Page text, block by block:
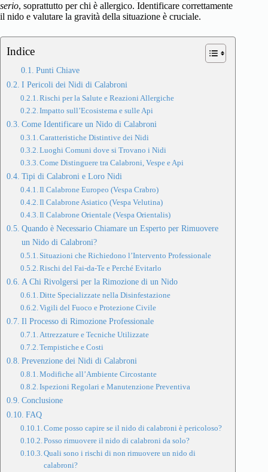
serio, soprattutto per chi è allergico. Identificare correttamente
il nido e valutare la gravità della situazione è cruciale.
Indice
Punti Chiave
I Pericoli dei Nidi di Calabroni
Rischi per la Salute e Reazioni Allergiche
Impatto sull’Ecosistema e sulle Api
Come Identificare un Nido di Calabroni
Caratteristiche Distintive dei Nidi
Luoghi Comuni dove si Trovano i Nidi
Come Distinguere tra Calabroni, Vespe e Api
Tipi di Calabroni e Loro Nidi
Il Calabrone Europeo (Vespa Crabro)
Il Calabrone Asiatico (Vespa Velutina)
Il Calabrone Orientale (Vespa Orientalis)
Quando è Necessario Chiamare un Esperto per Rimuovere
un Nido di Calabroni?
Situazioni che Richiedono l’Intervento Professionale
Rischi del Fai-da-Te e Perché Evitarlo
A Chi Rivolgersi per la Rimozione di un Nido
Ditte Specializzate nella Disinfestazione
Vigili del Fuoco e Protezione Civile
Il Processo di Rimozione Professionale
Attrezzature e Tecniche Utilizzate
Tempistiche e Costi
Prevenzione dei Nidi di Calabroni
Modifiche all’Ambiente Circostante
Ispezioni Regolari e Manutenzione Preventiva
Conclusione
FAQ
Come posso capire se il nido di calabroni è pericoloso?
Posso rimuovere il nido di calabroni da solo?
Quali sono i rischi di non rimuovere un nido di
calabroni?